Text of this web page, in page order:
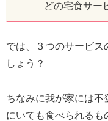
どの宅食サー
では、３つのサービ
しょう？
ちなみに我が家には不
にいても食べられるも